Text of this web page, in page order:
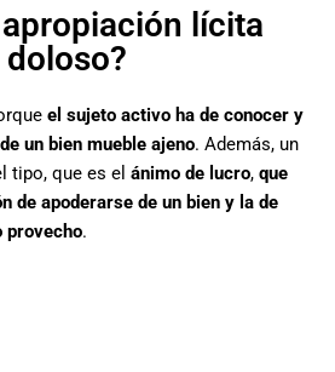
lícita
el sujeto activo ha de conocer y
un bien mueble ajeno. Además, un
tipo, que es el ánimo de lucro, que
de apoderarse de un bien y la de
provecho.